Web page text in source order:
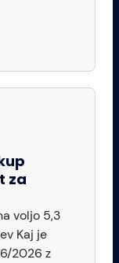
za
voljo 5,3
Kaj je
2026 z